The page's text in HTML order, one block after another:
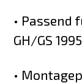
• Passend
GH/GS
•